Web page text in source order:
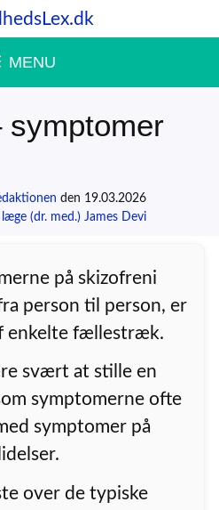
MENU
symptomer
den 19.03.2026
læge (dr. med.) James Devi
på skizofreni
person til person, er
enkelte fællestræk.
svært at stille en
symptomerne ofte
symptomer på
over de typiske